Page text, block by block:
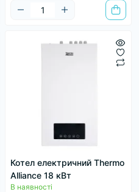
Котел електричний Thermo
Alliance 18 кВт
В наявності